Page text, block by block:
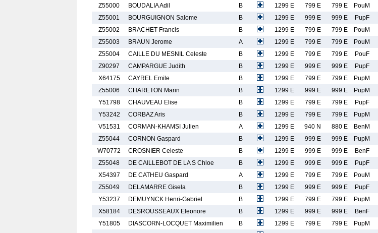
Z55000
BOUDALIA Adil B 1299 E 799 E 799 E PouM
Z55001
BOURGUIGNON Salome B 1299 E 999 E 999 E PupF
Z55002
BRACHET Francis B 1299 E 799 E 799 E PouM
Z55003
BRAUN Jerome A 1299 E 799 E 799 E PouM
Z55004
CAILLE DU MESNIL Celeste B 1299 E 799 E 799 E PouF
Z90297
CAMPARGUE Judith B 1299 E 999 E 999 E PupF
X64175
CAYREL Emile B 1299 E 799 E 799 E PupM
Z55006
CHARETON Marin B 1299 E 999 E 999 E PupM
Y51798
CHAUVEAU Elise B 1299 E 799 E 799 E PupF
Y53242
CORBAZ Aris B 1299 E 799 E 799 E PupM
V51531
CORMAN-KHAMSI Julien A 1299 E 940 N 880 E BenM
Z55044
CORNON Gaspard B 1299 E 999 E 999 E PupM
W70772
CROSNIER Celeste B 1299 E 999 E 999 E BenF
Z55048
DE CAILLEBOT DE LA S Chloe B 1299 E 999 E 999 E PupF
X54397
DE CATHEU Gaspard A 1299 E 799 E 799 E PouM
Z55049
DELAMARRE Gisela B 1299 E 999 E 999 E PupF
Y53237
DEMUYNCK Henri-Gabriel B 1299 E 799 E 799 E PupM
X58184
DESROUSSEAUX Eleonore B 1299 E 999 E 999 E BenF
Y51805
DIASCORN-LOCQUET Maximilien B 1299 E 799 E 799 E PupM